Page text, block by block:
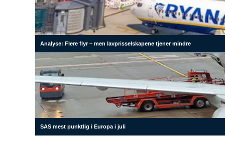
Analyse: Flere flyr – men lavprisselskapene tjener mindre
SAS mest punktlig i Europa i juli